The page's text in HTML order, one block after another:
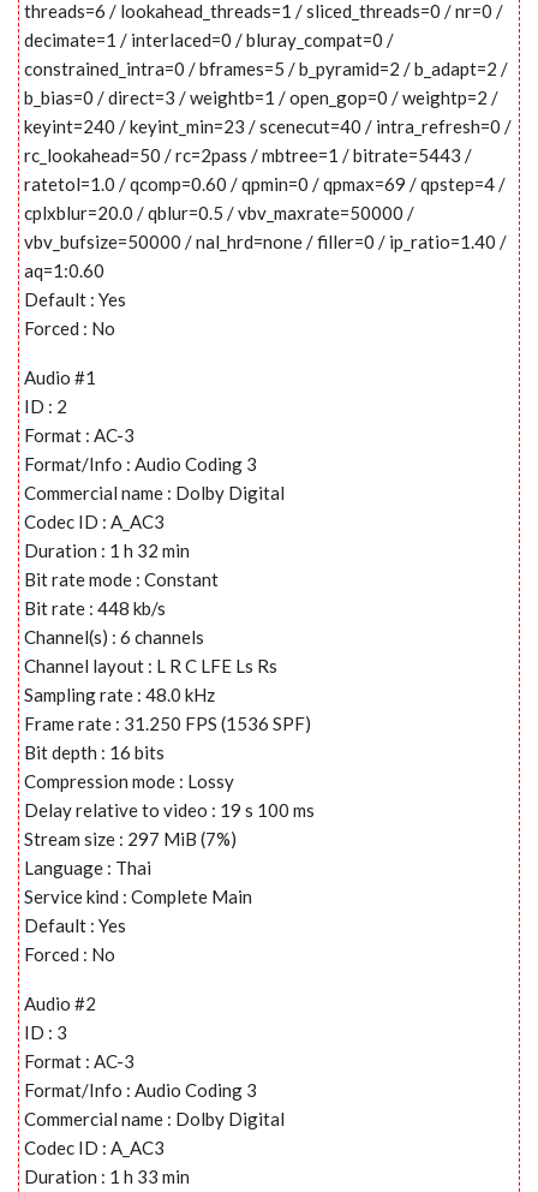
threads=6 / lookahead_threads=1 / sliced_threads=0 / nr=0 /
decimate=1 / interlaced=0 / bluray_compat=0 /
constrained_intra=0 / bframes=5 / b_pyramid=2 / b_adapt=2 /
b_bias=0 / direct=3 / weightb=1 / open_gop=0 / weightp=2 /
keyint=240 / keyint_min=23 / scenecut=40 / intra_refresh=0 /
rc_lookahead=50 / rc=2pass / mbtree=1 / bitrate=5443 /
ratetol=1.0 / qcomp=0.60 / qpmin=0 / qpmax=69 / qpstep=4 /
cplxblur=20.0 / qblur=0.5 / vbv_maxrate=50000 /
vbv_bufsize=50000 / nal_hrd=none / filler=0 / ip_ratio=1.40 /
aq=1:0.60
Default : Yes
Forced : No
Audio #1
ID : 2
Format : AC-3
Format/Info : Audio Coding 3
Commercial name : Dolby Digital
Codec ID : A_AC3
Duration : 1 h 32 min
Bit rate mode : Constant
Bit rate : 448 kb/s
Channel(s) : 6 channels
Channel layout : L R C LFE Ls Rs
Sampling rate : 48.0 kHz
Frame rate : 31.250 FPS (1536 SPF)
Bit depth : 16 bits
Compression mode : Lossy
Delay relative to video : 19 s 100 ms
Stream size : 297 MiB (7%)
Language : Thai
Service kind : Complete Main
Default : Yes
Forced : No
Audio #2
ID : 3
Format : AC-3
Format/Info : Audio Coding 3
Commercial name : Dolby Digital
Codec ID : A_AC3
Duration : 1 h 33 min